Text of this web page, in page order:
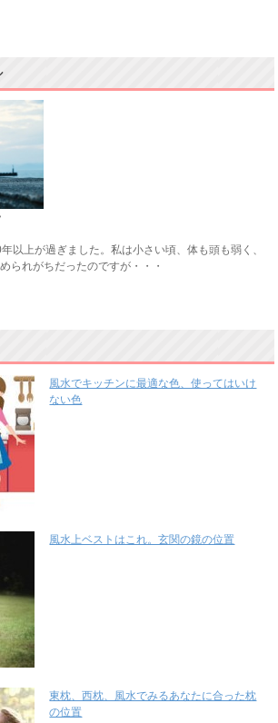
以上が過ぎました。私は小さい頃、体も頭も弱く、
られがちだったのですが・・・
風水でキッチンに最適な色、使ってはいけ
ない色
風水上ベストはこれ。玄関の鏡の位置
東枕、西枕、風水でみるあなたに合った枕
の位置